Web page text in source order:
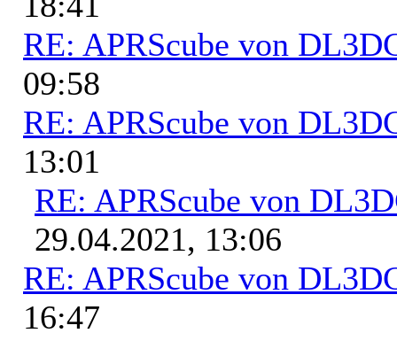
RE: APRScube von
09:58
RE: APRScube von
13:01
RE: APRScube von
29.04.2021, 13:06
RE: APRScube von
16:47